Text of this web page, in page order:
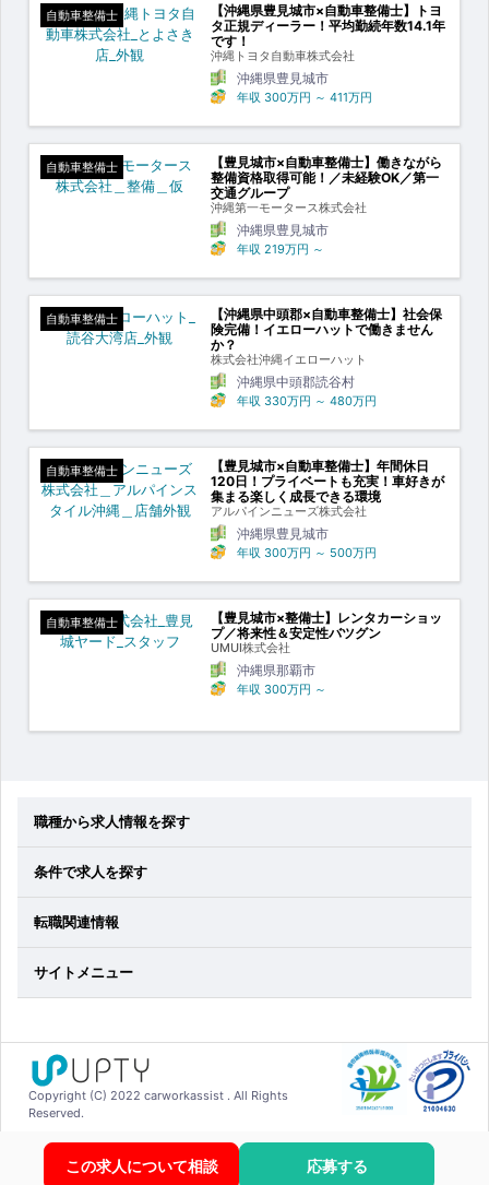
この求人について相談 応募する
自動車整備士
【沖縄県豊見城市×自動車整備士】トヨ
タ正規ディーラー！平均勤続年数14.1年
です！
沖縄トヨタ自動車株式会社
沖縄県豊見城市
年収 300万円 ～ 411万円
自動車整備士
【豊見城市×自動車整備士】働きながら
整備資格取得可能！／未経験OK／第一
交通グループ
沖縄第一モータース株式会社
沖縄県豊見城市
年収 219万円 ～
自動車整備士
【沖縄県中頭郡×自動車整備士】社会保
険完備！イエローハットで働きません
か？
株式会社沖縄イエローハット
沖縄県中頭郡読谷村
年収 330万円 ～ 480万円
自動車整備士
【豊見城市×自動車整備士】年間休日
120日！プライベートも充実！車好きが
集まる楽しく成長できる環境
アルパインニューズ株式会社
沖縄県豊見城市
年収 300万円 ～ 500万円
自動車整備士
【豊見城市×整備士】レンタカーショッ
プ／将来性＆安定性バツグン
UMUI株式会社
沖縄県那覇市
年収 300万円 ～
職種から求人情報を探す
条件で求人を探す
転職関連情報
サイトメニュー
Copyright (C) 2022 carworkassist . All Rights
Reserved.